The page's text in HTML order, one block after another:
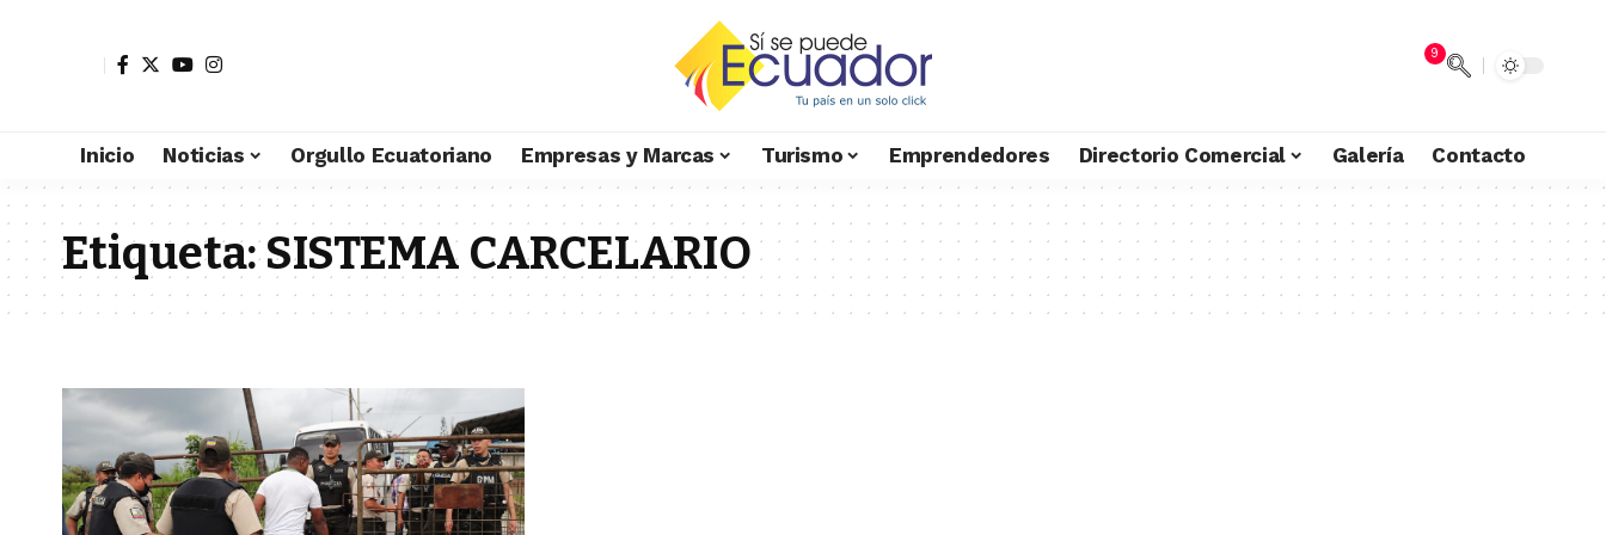
9
Inicio Noticias Orgullo Ecuatoriano Empresas y Marcas Turismo Emprendedores Directorio Comercial Galería Contacto
Etiqueta:SISTEMA CARCELARIO